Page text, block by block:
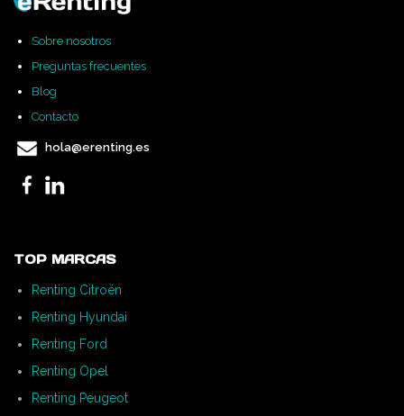
Sobre nosotros
Preguntas frecuentes
Blog
Contacto
hola@erenting.es
TOP MARCAS
Renting Citroën
Renting Hyundai
Renting Ford
Renting Opel
Renting Peugeot